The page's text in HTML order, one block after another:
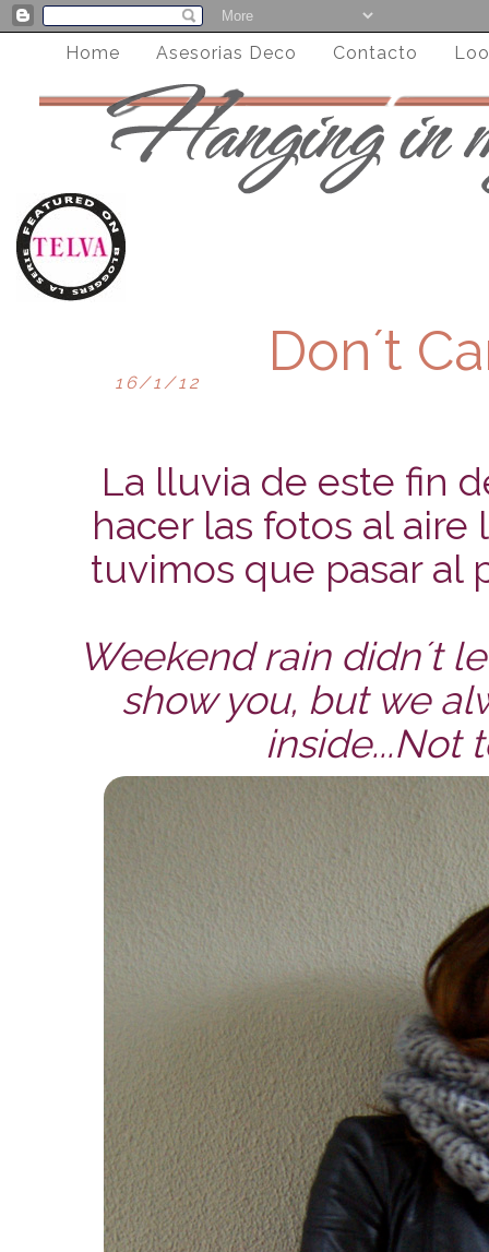
Home Asesorias Deco Contacto
16/1/12
Don´t
La lluvia de este fin
hacer las fotos al
tuvimos que pasar al
Weekend rain didn´t
show you, but we
inside...Not